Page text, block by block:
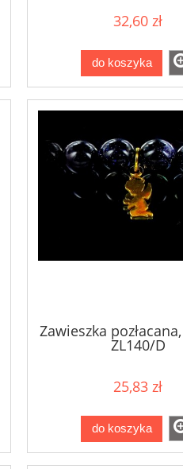
32,60 zł
do koszyka
Zawieszka
ZL140/D
25,83 zł
do koszyka